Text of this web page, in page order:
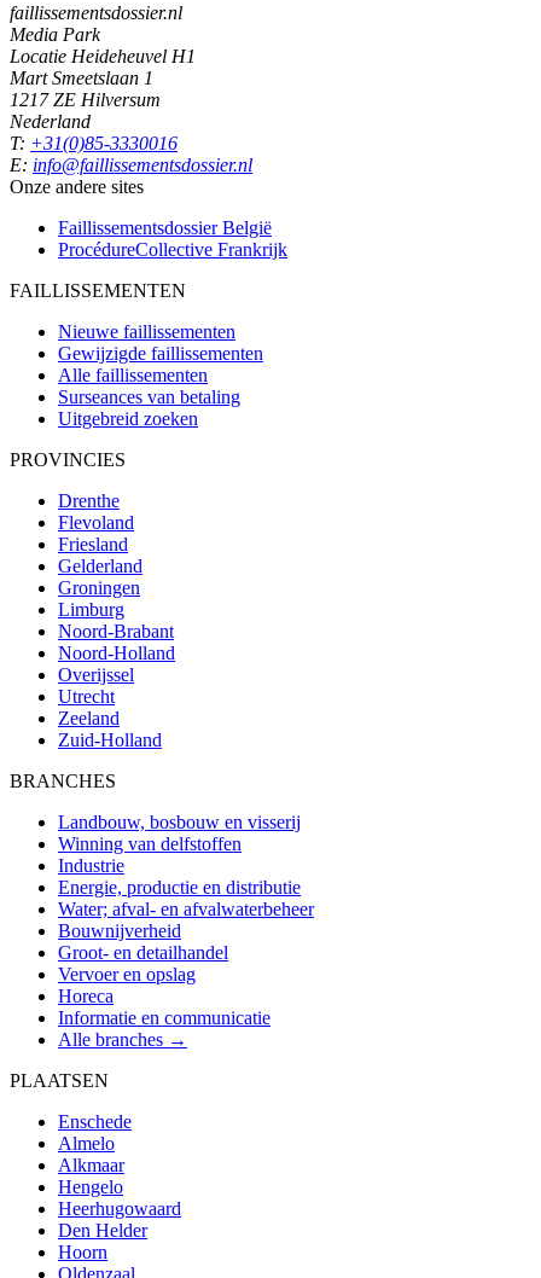
faillissementsdossier.nl
Media Park
Locatie Heideheuvel H1
Mart Smeetslaan 1
1217 ZE Hilversum
Nederland
T: +31(0)85-3330016
E: info@faillissementsdossier.nl
Onze andere sites
Faillissementsdossier België
ProcédureCollective Frankrijk
FAILLISSEMENTEN
Nieuwe faillissementen
Gewijzigde faillissementen
Alle faillissementen
Surseances van betaling
Uitgebreid zoeken
PROVINCIES
Drenthe
Flevoland
Friesland
Gelderland
Groningen
Limburg
Noord-Brabant
Noord-Holland
Overijssel
Utrecht
Zeeland
Zuid-Holland
BRANCHES
Landbouw, bosbouw en visserij
Winning van delfstoffen
Industrie
Energie, productie en distributie
Water; afval- en afvalwaterbeheer
Bouwnijverheid
Groot- en detailhandel
Vervoer en opslag
Horeca
Informatie en communicatie
Alle branches →
PLAATSEN
Enschede
Almelo
Alkmaar
Hengelo
Heerhugowaard
Den Helder
Hoorn
Oldenzaal